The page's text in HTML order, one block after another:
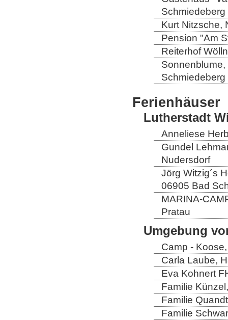
Schmiedeberg
Kurt Nitzsche,
Pension "Am
Reiterhof
Sonnenblume,
Schmiedeberg
Ferienhäuser
Lutherstadt
Anneliese
Gundel
Nudersdorf
Jörg Witzig´s
06905 Bad
MARINA-
Pratau
Umgebung
Camp -
Carla Laube,
Eva Kohnert
Familie
Familie
Familie